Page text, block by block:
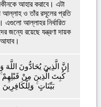
আহার করাবে। এটা
আল্লাহ ও তাঁর রসূলের প্রতি
এগুলো আল্লাহর নির্ধারিত
জন্যে রয়েছে যন্ত্রণা দায়ক
আযাব।
إِنَّ الَّذِينَ يُحَادُّونَ اللَّهَ
كُبِتَ الَّذِينَ مِنْ قَبْلِهِمْ
بَيِّنَاتٍ